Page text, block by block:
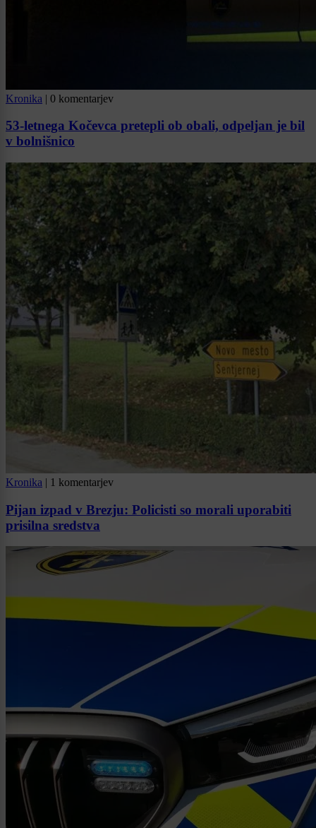
Kronika | 0 komentarjev
53-letnega Kočevca pretepli ob obali, odpeljan je bil
v bolnišnico
Kronika | 1 komentarjev
Pijan izpad v Brezju: Policisti so morali uporabiti
prisilna sredstva